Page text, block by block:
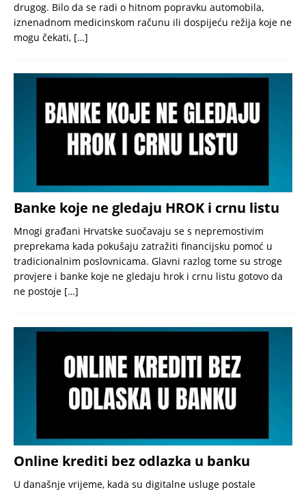
drugog. Bilo da se radi o hitnom popravku automobila,
iznenadnom medicinskom računu ili dospijeću režija koje ne
mogu čekati, […]
Banke koje ne gledaju HROK i crnu listu
Mnogi građani Hrvatske suočavaju se s nepremostivim
preprekama kada pokušaju zatražiti financijsku pomoć u
tradicionalnim poslovnicama. Glavni razlog tome su stroge
provjere i banke koje ne gledaju hrok i crnu listu gotovo da
ne postoje […]
Online krediti bez odlazka u banku
U današnje vrijeme, kada su digitalne usluge postale